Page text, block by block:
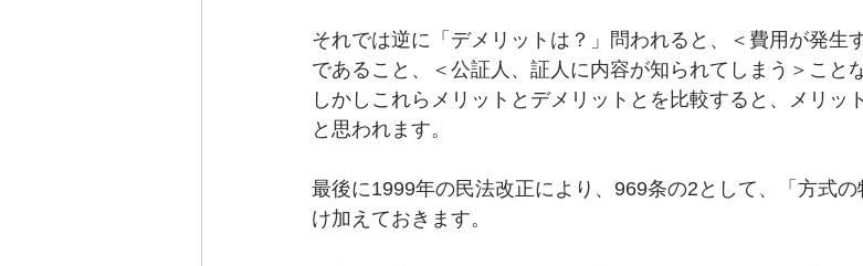
それでは逆に「デメリットは？」問われると、＜費用が発生
であること、＜公証人、証人に内容が知られてしまう＞こと
しかしこれらメリットとデメリットとを比較すると、メリッ
と思われます。
最後に1999年の民法改正により、969条の2として、「方式
け加えておきます。